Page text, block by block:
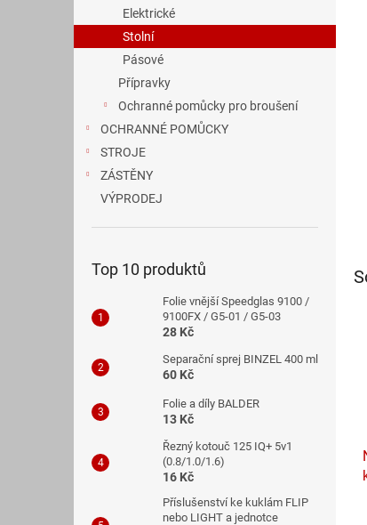
n
e
Elektrické
Stolní
Pásové
Přípravky
Ochranné pomůcky pro broušení
OCHRANNÉ POMŮCKY
STROJE
ZÁSTĚNY
VÝPRODEJ
Top 10 produktů
Folie vnější Speedglas 9100 /
9100FX / G5-01 / G5-03
28 Kč
Separační sprej BINZEL 400 ml
60 Kč
Folie a díly BALDER
13 Kč
Řezný kotouč 125 IQ+ 5v1
(0.8/1.0/1.6)
16 Kč
Příslušenství ke kuklám FLIP
nebo LIGHT a jednotce